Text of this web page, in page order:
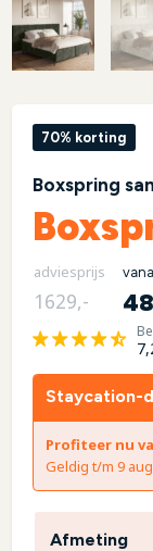
70% korting
Boxspring
adviesprijs
1629,-
Staycation-
Profiteer nu
Geldig t/m 9
Afmeting